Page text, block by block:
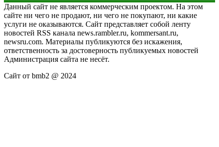
Данный сайт не является коммерческим проектом. На этом
сайте ни чего не продают, ни чего не покупают, ни какие
услуги не оказываются. Сайт представляет собой ленту
новостей RSS канала news.rambler.ru, kommersant.ru,
newsru.com. Материалы публикуются без искажения,
ответственность за достоверность публикуемых новостей
Администрация сайта не несёт.
Сайт от bmb2 @ 2024